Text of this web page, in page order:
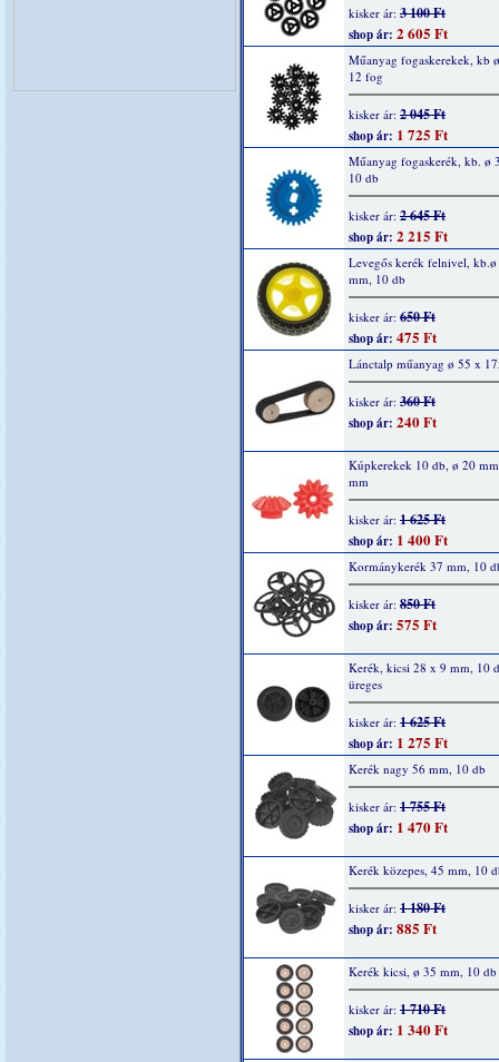
kisker ár: 3 100 Ft
shop ár: 2 605 Ft
Műanyag fogaskerekek, kb
12 fog
kisker ár: 2 045 Ft
shop ár: 1 725 Ft
Műanyag fogaskerék, kb. ø
10 db
kisker ár: 2 645 Ft
shop ár: 2 215 Ft
Levegős kerék felnivel,
mm, 10 db
kisker ár: 650 Ft
shop ár: 475 Ft
Lánctalp műanyag ø 55 x
kisker ár: 360 Ft
shop ár: 240 Ft
Kúpkerekek 10 db, ø 20
mm
kisker ár: 1 625 Ft
shop ár: 1 400 Ft
Kormánykerék 37 mm, 10
kisker ár: 850 Ft
shop ár: 575 Ft
Kerék, kicsi 28 x 9 mm, 10
üreges
kisker ár: 1 625 Ft
shop ár: 1 275 Ft
Kerék nagy 56 mm, 10 db
kisker ár: 1 755 Ft
shop ár: 1 470 Ft
Kerék közepes, 45 mm, 10
kisker ár: 1 180 Ft
shop ár: 885 Ft
Kerék kicsi, ø 35 mm, 10 db
kisker ár: 1 710 Ft
shop ár: 1 340 Ft